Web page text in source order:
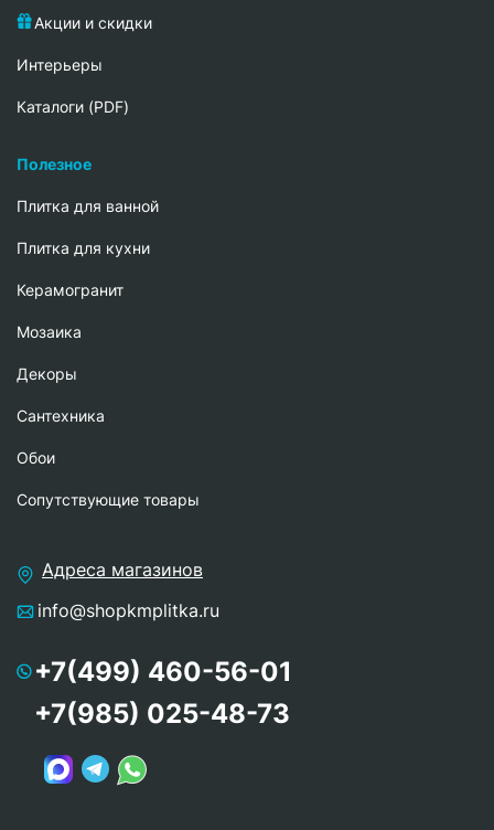
Акции и скидки
Интерьеры
Каталоги (PDF)
Полезное
Плитка для ванной
Плитка для кухни
Керамогранит
Мозаика
Декоры
Сантехника
Обои
Сопутствующие товары
Адреса магазинов
info@shopkmplitka.ru
+7(499) 460-56-01
+7(985) 025-48-73